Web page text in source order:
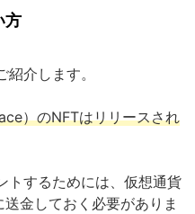
方
介します。
）のNFTはリリースされ
トするためには、仮想通貨
金しておく必要がありま